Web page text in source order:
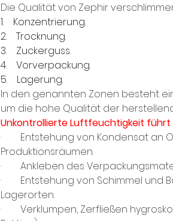
Die Qualität von Zephir
1.    Konzentrierung.
2.    Trocknung.
3.    Zuckerguss.
4.    Vorverpackung.
5.    Lagerung.
In den genannten Zonen besteht
um die hohe Qualität der
Unkontrollierte Luftfeuchtigkeit führt
·        Entstehung von
Produktionsräumen.
·        Ankleben des
·        Entstehung von Schimmel
Lagerorten.
·        Verklumpen, Zerfließen